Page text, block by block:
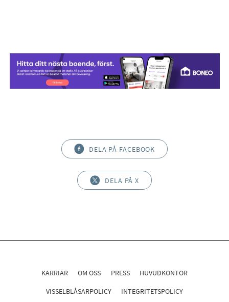
DELA PÅ FACEBOOK
DELA PÅ X
KARRIÄR OM OSS PRESS HUVUDKONTOR
VISSELBLÅSARPOLICY INTEGRITETSPOLICY